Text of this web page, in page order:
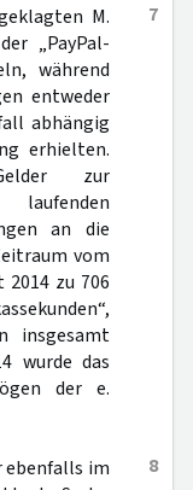
7
M.
„PayPal-
während
entweder
abhängig
erhielten.
zur
an die
vom
2014 zu 706
insgesamt
wurde das
der e.
8
ebenfalls im